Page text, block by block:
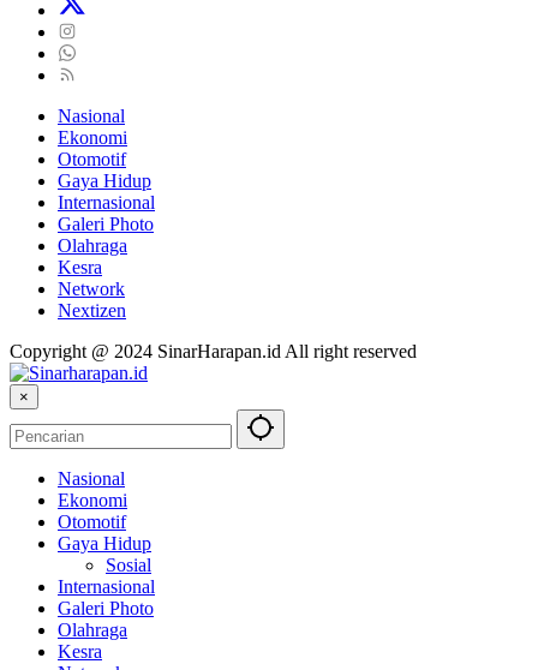
Nasional
Ekonomi
Otomotif
Gaya Hidup
Internasional
Galeri Photo
Olahraga
Kesra
Network
Nextizen
Copyright @ 2024 SinarHarapan.id All right reserved
×
Nasional
Ekonomi
Otomotif
Gaya Hidup
Sosial
Internasional
Galeri Photo
Olahraga
Kesra